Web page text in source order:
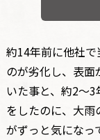
約14年前に他社
のが劣化し、表面
いた事と、約2～
をしたのに、大
がずっと気になっ